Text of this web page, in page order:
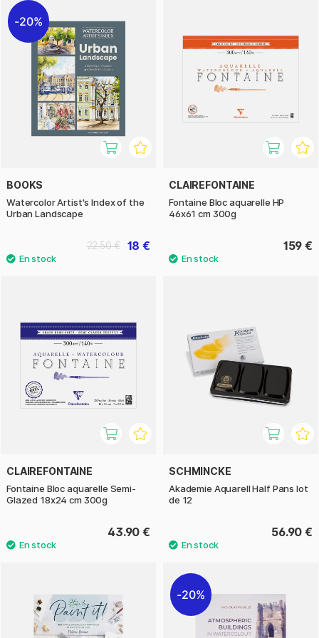
20%
BOOKS
Watercolor Artist's Index of the
Urban Landscape
18 €
22.50 €
CLAIREFONTAINE
Fontaine Bloc aquarelle HP
46x61 cm 300g
159 €
CLAIREFONTAINE
Fontaine Bloc aquarelle Semi-
Glazed 18x24 cm 300g
43.90 €
SCHMINCKE
Akademie Aquarell Half Pans lot
de 12
56.90 €
20%